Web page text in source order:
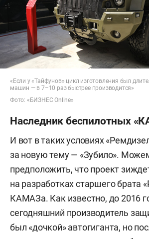
«Если у «Тайфунов» цикл изготовления был
машин — в 7–10 раз быстрее производится»
Фото: «БИЗНЕС Online»
Наследник беспилотных
И вот в таких условиях
за новую тему — «Зубило».
предположить, что проект
на разработках старшего брата
КАМАЗа. Как известно, до 2016
сегодняшний производитель
был «дочкой» автогиганта, но